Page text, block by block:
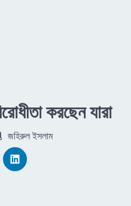
করছেন যারা
জহিরুল ইসলাম